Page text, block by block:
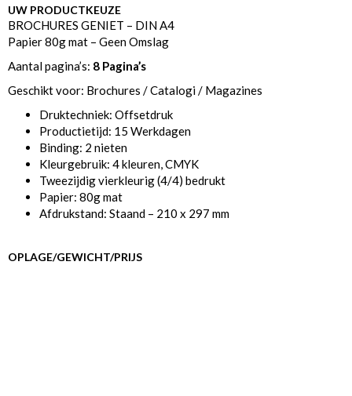
UW PRODUCTKEUZE
BROCHURES GENIET – DIN A4
Papier 80g mat – Geen Omslag
Aantal pagina’s: 8 Pagina’s
Geschikt voor: Brochures / Catalogi / Magazines
Druktechniek: Offsetdruk
Productietijd: 15 Werkdagen
Binding: 2 nieten
Kleurgebruik: 4 kleuren, CMYK
Tweezijdig vierkleurig (4/4) bedrukt
Papier: 80g mat
Afdrukstand: Staand – 210 x 297 mm
OPLAGE/GEWICHT/PRIJS